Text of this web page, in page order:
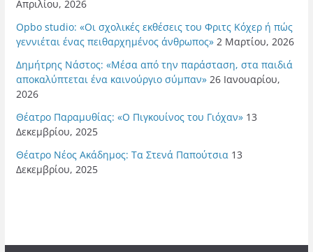
Απριλίου, 2026
Opbo studio: «Οι σχολικές εκθέσεις του Φριτς Κόχερ ή πώς
γεννιέται ένας πειθαρχημένος άνθρωπος» 2 Μαρτίου, 2026
Δημήτρης Νάστος: «Μέσα από την παράσταση, στα παιδιά
αποκαλύπτεται ένα καινούργιο σύμπαν» 26 Ιανουαρίου,
2026
Θέατρο Παραμυθίας: «Ο Πιγκουίνος του Γιόχαν» 13
Δεκεμβρίου, 2025
Θέατρο Νέος Ακάδημος: Τα Στενά Παπούτσια 13
Δεκεμβρίου, 2025